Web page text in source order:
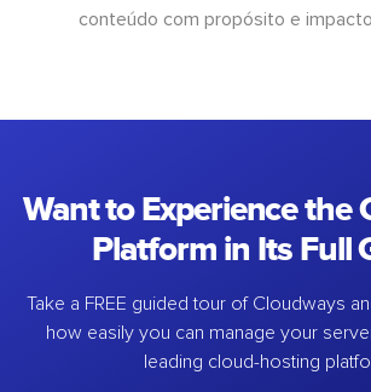
conteúdo com propósito e
Want to Experience the
Platform in Its Full
Take a FREE guided tour of Cloudways
how easily you can manage your
leading cloud-hosting